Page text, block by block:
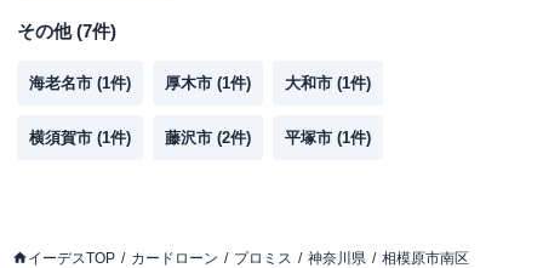
その他(7件)
海老名市 (1件) 厚木市 (1件) 大和市 (1件)
横須賀市 (1件) 藤沢市 (2件) 平塚市 (1件)
イーデスTOP カードローン プロミス 神奈川県 相模原市南区